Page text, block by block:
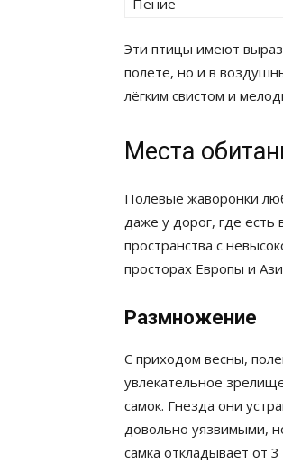
Пение
Эти птицы имеют
полете, но и в
лёгким свистом и
Места
Полевые жаворонки
даже у дорог, где
пространства с
просторах Европы и
Размножение
С приходом весны,
увлекательное
самок. Гнезда они
довольно уязвимыми,
самка откладывает от